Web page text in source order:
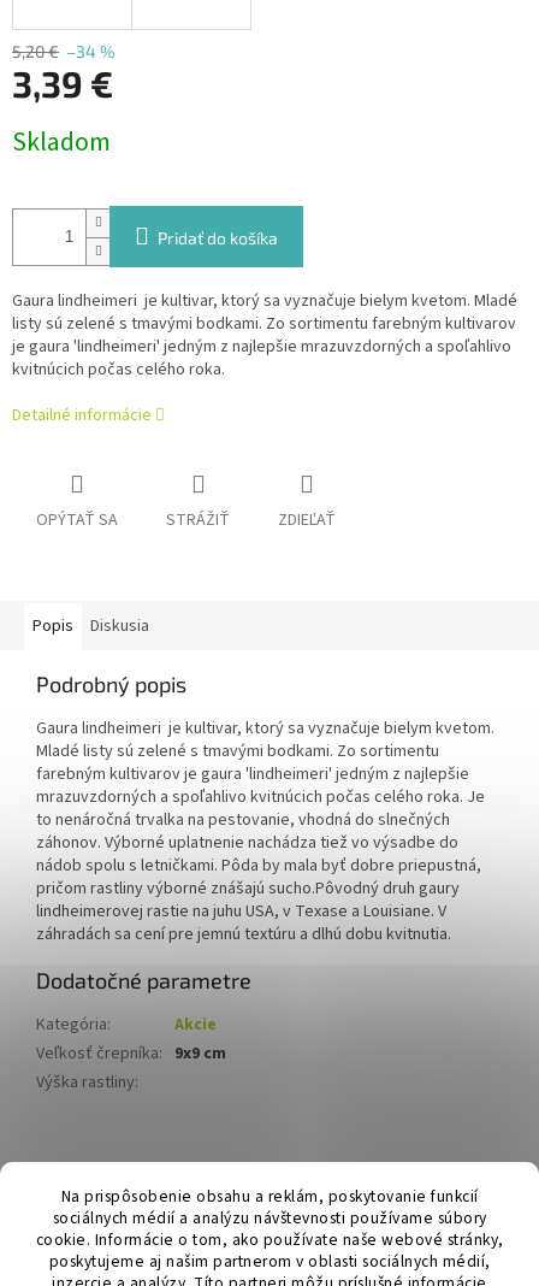
Na prispôsobenie obsahu a reklám, poskytovanie funkcií
sociálnych médií a analýzu návštevnosti používame súbory
cookie. Informácie o tom, ako používate naše webové stránky,
poskytujeme aj našim partnerom v oblasti sociálnych médií,
5,20 € –34 %
3,39 €
cena:
Skladom
Pridať do košíka
Gaura lindheimeri je kultivar, ktorý sa vyznačuje bielym kvetom. Mladé
listy sú zelené s tmavými bodkami. Zo sortimentu farebným kultivarov
je gaura 'lindheimeri' jedným z najlepšie mrazuvzdorných a spoľahlivo
kvitnúcich počas celého roka.
Detailné informácie
OPÝTAŤ SA STRÁŽIŤ ZDIEĽAŤ
Popis Diskusia
Podrobný popis
Gaura lindheimeri je kultivar, ktorý sa vyznačuje bielym kvetom.
Mladé listy sú zelené s tmavými bodkami. Zo sortimentu
farebným kultivarov je gaura 'lindheimeri' jedným z najlepšie
mrazuvzdorných a spoľahlivo kvitnúcich počas celého roka. Je
to nenáročná trvalka na pestovanie, vhodná do slnečných
záhonov. Výborné uplatnenie nachádza tiež vo výsadbe do
nádob spolu s letničkami. Pôda by mala byť dobre priepustná,
pričom rastliny výborné znášajú sucho.Pôvodný druh gaury
lindheimerovej rastie na juhu USA, v Texase a Louisiane. V
záhradách sa cení pre jemnú textúru a dlhú dobu kvitnutia.
Dodatočné parametre
Kategória:
Akcie
Veľkosť črepníka: 9x9 cm
Výška rastliny:
á
Hurmikaki.com